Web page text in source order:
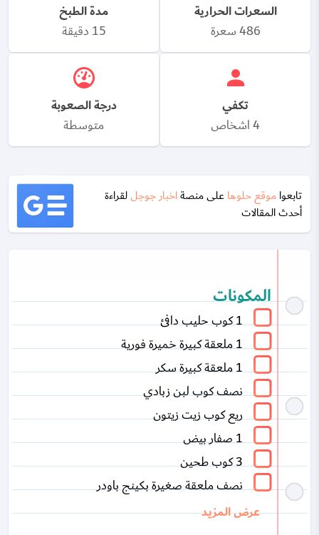
السعرات الحرارية
486 سعرة
مدة الطبخ
15 دقيقة
تكفي
4 اشخاص
درجة الصعوبة
متوسطة
تابعواموقع حلوهاعلى منصةاخبار جوجللقراءة
أحدث المقالات
المكونات
1 كوب حليب دافئ
1 ملعقة كبيرة خميرة فورية
1 ملعقة كبيرة سكر
نصف كوب لبن زبادي
ريع كوب زيت زيتون
1 صفار بيض
3 كوب طحين
نصف ملعقة صغيرة بكينج باودر
عرض المزيد